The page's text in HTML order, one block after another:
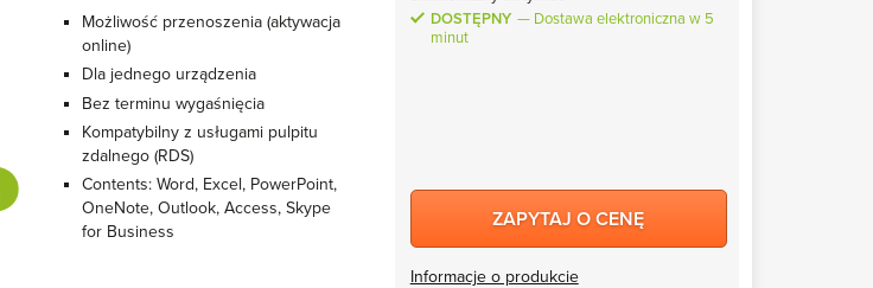
Możliwość przenoszenia (aktywacja
online)
Dla jednego urządzenia
Bez terminu wygaśnięcia
Kompatybilny z usługami pulpitu
zdalnego (RDS)
Contents: Word, Excel, PowerPoint,
OneNote, Outlook, Access, Skype
for Business
DOSTĘPNY
Dostawa elektroniczna w 5
minut
ZAPYTAJ O CENĘ
Informacje o produkcie